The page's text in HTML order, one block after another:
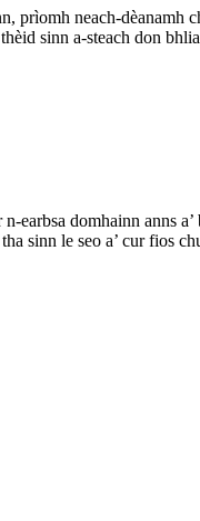
prìomh neach-dèanamh
sinn a-steach don
domhainn anns
sinn le seo a’ cur fios